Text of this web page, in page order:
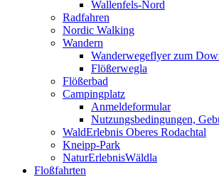
Wallenfels-Nord
Radfahren
Nordic Walking
Wandern
Wanderwegeflyer zum
Flößerwegla
Flößerbad
Campingplatz
Anmeldeformular
Nutzungsbedingungen,
WaldErlebnis Oberes Rodachtal
Kneipp-Park
NaturErlebnisWäldla
Floßfahrten